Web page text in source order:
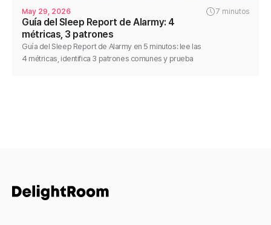
May 29, 2026 7 minutos
Guía del Sleep Report de Alarmy: 4
métricas, 3 patrones
Guía del Sleep Report de Alarmy en 5 minutos: lee las
4 métricas, identifica 3 patrones comunes y prueba